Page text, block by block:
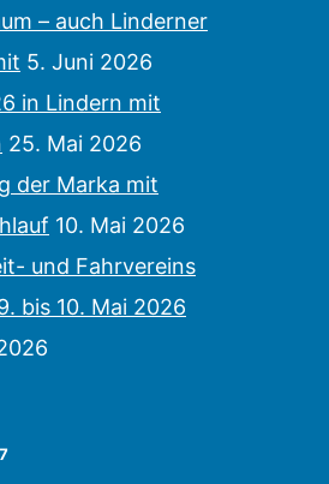
– auch Linderner
5. Juni 2026
in Lindern mit
25. Mai 2026
der Marka mit
10. Mai 2026
und Fahrvereins
bis 10. Mai 2026